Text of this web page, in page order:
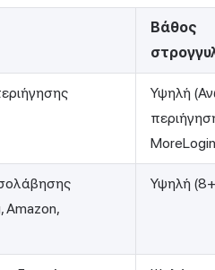
Βάθος
Υψηλή
Amazon,
Υψηλή